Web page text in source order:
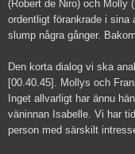
(Robert de Niro) och Molly
ordentligt förankrade i
slump några gånger.
Den korta dialog vi ska
[00.40.45]. Mollys och
Inget allvarligt har ännu
väninnan Isabelle. Vi har
person med särskilt